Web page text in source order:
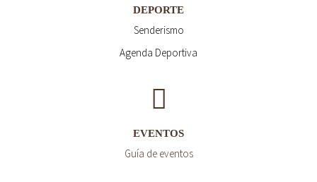
DEPORTE
Senderismo
Agenda Deportiva
EVENTOS
Guía de eventos